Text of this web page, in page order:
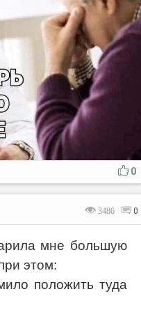
0
3486 0
мне большую
этом:
положить туда